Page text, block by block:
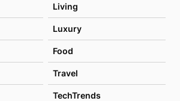
Living
Luxury
Food
Travel
TechTrends